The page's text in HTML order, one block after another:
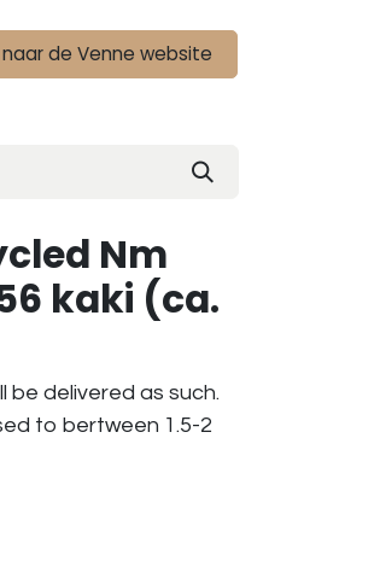
de Venne website
Nm
kaki (ca.
be delivered as such.
to bertween 1.5-2